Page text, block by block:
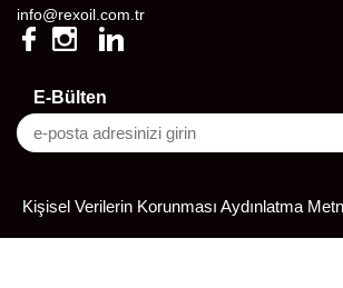
info@rexoil.com.tr
E-Bülten
Kişisel Verilerin Korunması Aydınlatma